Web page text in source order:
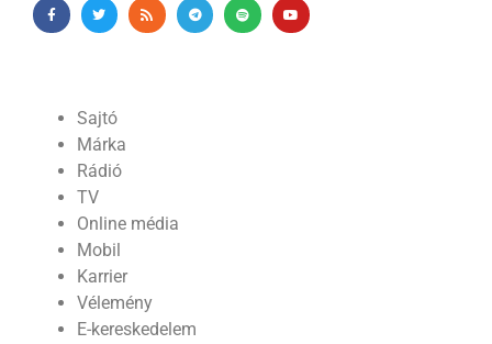
Sajtó
Márka
Rádió
TV
Online média
Mobil
Karrier
Vélemény
E-kereskedelem